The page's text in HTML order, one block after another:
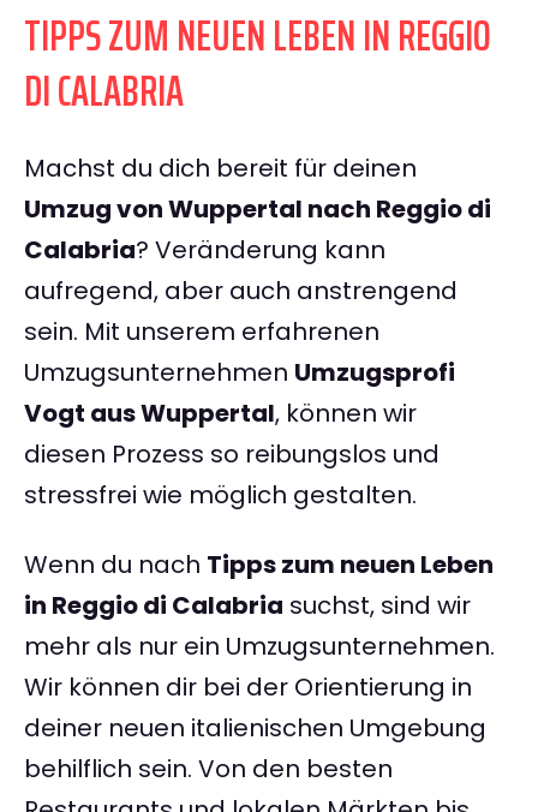
TIPPS ZUM NEUEN LEBEN IN REGGIO
DI CALABRIA
Machst du dich bereit für deinen
Umzug von Wuppertal nach Reggio di
Calabria? Veränderung kann
aufregend, aber auch anstrengend
sein. Mit unserem erfahrenen
Umzugsunternehmen Umzugsprofi
Vogt aus Wuppertal, können wir
diesen Prozess so reibungslos und
stressfrei wie möglich gestalten.
Wenn du nach Tipps zum neuen Leben
in Reggio di Calabria suchst, sind wir
mehr als nur ein Umzugsunternehmen.
Wir können dir bei der Orientierung in
deiner neuen italienischen Umgebung
behilflich sein. Von den besten